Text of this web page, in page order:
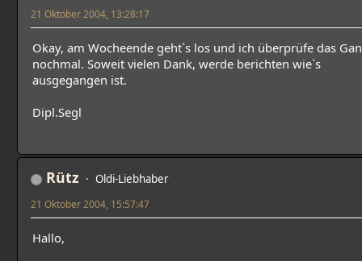
21 Oktober 2004, 13:28:17
Okay, am Wocheende geht`s los und ich überprüfe das
nochmal. Soweit vielen Dank, werde berichten wie`s
ausgegangen ist.
Dipl.Segl
Rütz Oldi-Liebhaber
21 Oktober 2004, 15:57:47
Hallo,